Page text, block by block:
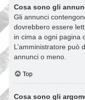
Cosa sono gli
Gli annunci
dovrebbero essere
in cima a ogni pagina
L’amministratore può
annunci o meno.
Top
Cosa sono gli